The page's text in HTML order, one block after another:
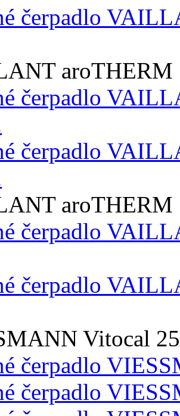
čerpadlo
aroTHERM
čerpadlo
čerpadlo
aroTHERM
čerpadlo
čerpadlo
Vitocal
čerpadlo
čerpadlo